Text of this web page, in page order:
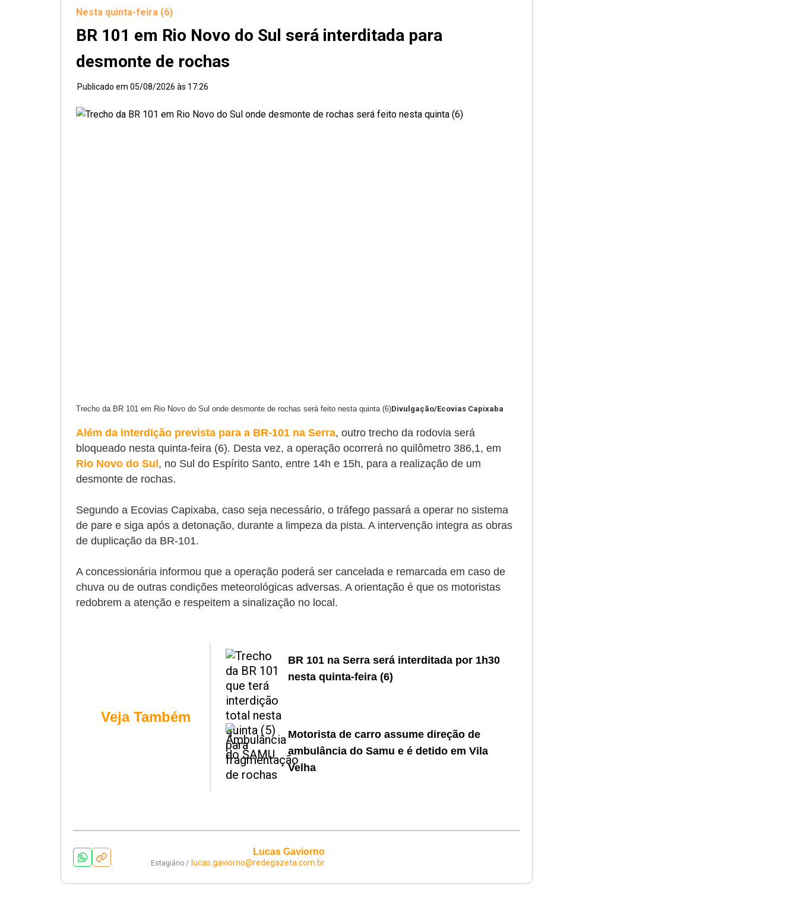
Nesta quinta-feira (6)
BR 101 em Rio Novo do Sul será interditada para
desmonte de rochas
Publicado em 05/08/2026 às 17:26
Trecho da BR 101 em Rio Novo do Sul onde desmonte de rochas será feito nesta quinta (6)Divulgação/Ecovias Capixaba
Além da interdição prevista para a BR-101 na Serra, outro trecho da rodovia será
bloqueado nesta quinta-feira (6). Desta vez, a operação ocorrerá no quilômetro 386,1, em
Rio Novo do Sul , no Sul do Espírito Santo, entre 14h e 15h, para a realização de um
desmonte de rochas.
Segundo a Ecovias Capixaba, caso seja necessário, o tráfego passará a operar no sistema
de pare e siga após a detonação, durante a limpeza da pista. A intervenção integra as obras
de duplicação da BR-101.
A concessionária informou que a operação poderá ser cancelada e remarcada em caso de
chuva ou de outras condições meteorológicas adversas. A orientação é que os motoristas
redobrem a atenção e respeitem a sinalização no local.
Veja Também
BR 101 na Serra será interditada por 1h30
nesta quinta-feira (6)
Motorista de carro assume direção de
ambulância do Samu e é detido em Vila
Velha
Lucas Gaviorno
Estagiário / lucas.gaviorno@redegazeta.com.br